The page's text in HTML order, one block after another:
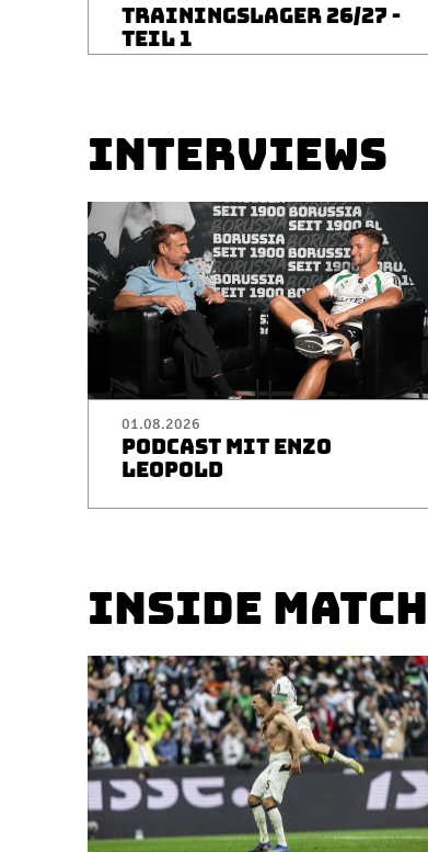
TRAININGSLAGER 26/27 -
TEIL 1
INTERVIEWS
01.08.2026
PODCAST MIT ENZO
LEOPOLD
INSIDE